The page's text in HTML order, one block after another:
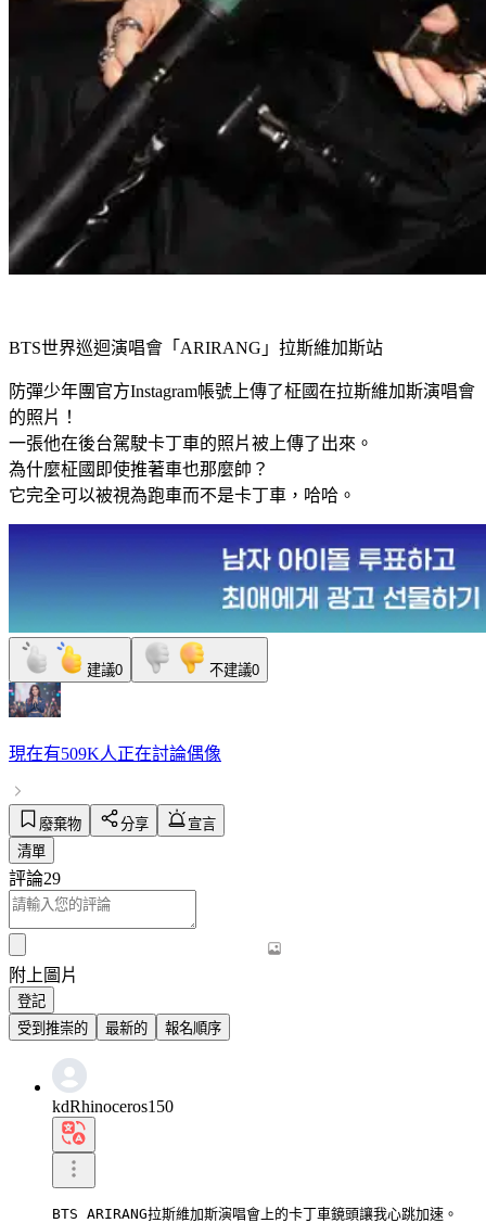
BTS世界巡迴演唱會「ARIRANG」拉斯維加斯站
防彈少年團官方Instagram帳號上傳了柾國在拉斯維加斯演唱會
的照片！
一張他在後台駕駛卡丁車的照片被上傳了出來。
為什麼柾國即使推著車也那麼帥？
它完全可以被視為跑車而不是卡丁車，哈哈。
建議0 不建議0
現在有509K人正在討論偶像
廢棄物 分享
宣言
清單
評論29
附上圖片
登記
受到推崇的
最新的 報名順序
kdRhinoceros150
BTS ARIRANG拉斯維加斯演唱會上的卡丁車鏡頭讓我心跳加速。